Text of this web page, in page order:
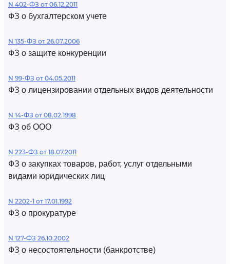
N 402-ФЗ от 06.12.2011
ФЗ о бухгалтерском учете
N 135-ФЗ от 26.07.2006
ФЗ о защите конкуренции
N 99-ФЗ от 04.05.2011
ФЗ о лицензировании отдельных видов деятельности
N 14-ФЗ от 08.02.1998
ФЗ об ООО
N 223-ФЗ от 18.07.2011
ФЗ о закупках товаров, работ, услуг отдельными
видами юридических лиц
N 2202-1 от 17.01.1992
ФЗ о прокуратуре
N 127-ФЗ 26.10.2002
ФЗ о несостоятельности (банкротстве)